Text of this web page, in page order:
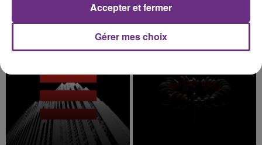
ALEX WARREN
Gérer mes choix
Accepter et fermer